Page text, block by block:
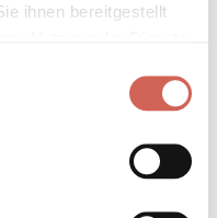
ihnen bereitgestellt